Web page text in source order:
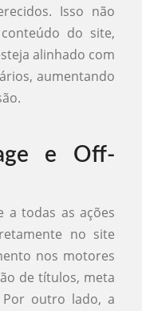
Isso não
do site,
alinhado com
aumentando
e Off-
a todas as ações
no site
nos motores
de títulos, meta
Por outro lado, a